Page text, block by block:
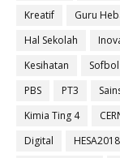
Kreatif
Guru
Hal Sekolah
Kesihatan
Sofbol
PBS
PT3
Kimia Ting 4
Digital
HESA2018